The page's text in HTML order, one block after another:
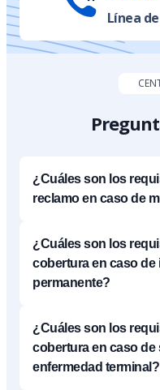
Línea
¿Cuáles son los
reclamo en caso de
¿Cuáles son los
cobertura en caso de
permanente?
¿Cuáles son los
cobertura en caso
enfermedad terminal?